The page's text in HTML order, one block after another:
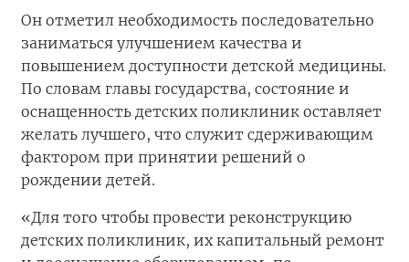
Он отметил необходимость последовательно
заниматься улучшением качества и
повышением доступности детской медицины.
По словам главы государства, состояние и
оснащенность детских поликлиник оставляет
желать лучшего, что служит сдерживающим
фактором при принятии решений о
рождении детей.
«Для того чтобы провести реконструкцию
детских поликлиник, их капитальный ремонт